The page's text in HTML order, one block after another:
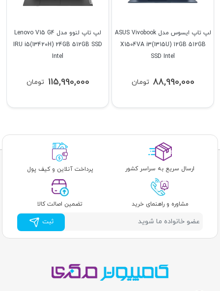
لپ تاپ لنوو مدل Lenovo V15 G4
IRU i5(13420H) 24GB 512GB SSD
Intel
تومان 115,990,000
لپ تاپ ایسوس مدل ASUS Vivobook
X1504VA i3(1315U) 12GB 512GB
SSD Intel
تومان 88,990,000
ارسال سریع به سراسر کشور پرداخت آنلاین و کیف پول
مشاوره و راهنمای خرید تضمین اصالت کالا
ثبت